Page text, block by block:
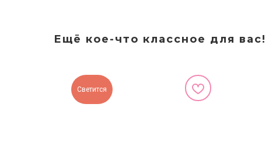
Ещё кое-что классное для вас!
Светится